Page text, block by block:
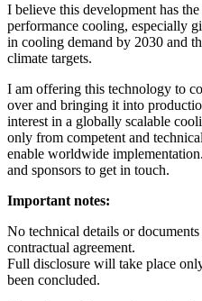
I believe this development has
performance cooling, especially
in cooling demand by 2030 and
climate targets.
I am offering this technology to
over and bringing it into
interest in a globally scalable
only from competent and
enable worldwide
and sponsors to get in touch.
Important notes:
No technical details or
contractual agreement.
Full disclosure will take place
been concluded.